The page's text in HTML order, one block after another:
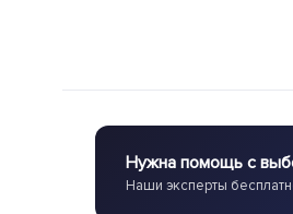
Нужна помощь с
Наши эксперты